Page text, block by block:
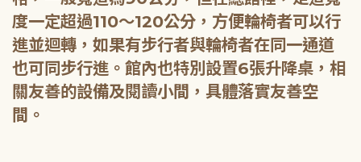
度一定超過110～120公分，方便輪椅者可以行
進並迴轉，如果有步行者與輪椅者在同一通道
也可同步行進。館內也特別設置6張升降桌，相
關友善的設備及閱讀小間，具體落實友善空
間。